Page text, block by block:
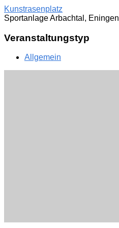
Kunstrasenplatz
Sportanlage Arbachtal, Eningen
Veranstaltungstyp
Allgemein